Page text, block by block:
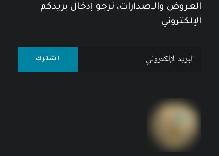
العروض والإصدارات، نرجو إدخال بريدكم
الإلكتروني